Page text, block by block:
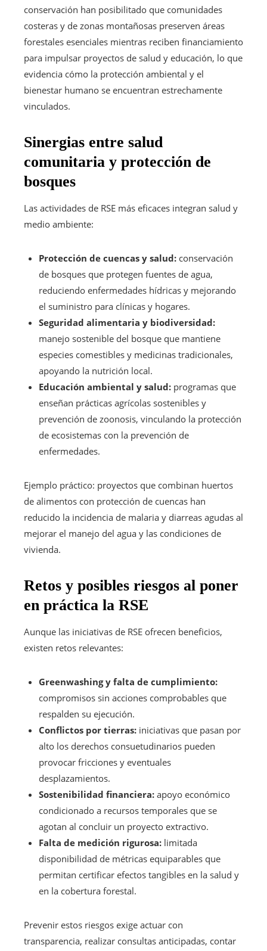
conservación han posibilitado que comunidades
costeras y de zonas montañosas preserven áreas
forestales esenciales mientras reciben financiamiento
para impulsar proyectos de salud y educación, lo que
evidencia cómo la protección ambiental y el
bienestar humano se encuentran estrechamente
vinculados.
Sinergias entre salud
comunitaria y protección de
bosques
Las actividades de RSE más eficaces integran salud y
medio ambiente:
Protección de cuencas y salud: conservación
de bosques que protegen fuentes de agua,
reduciendo enfermedades hídricas y mejorando
el suministro para clínicas y hogares.
Seguridad alimentaria y biodiversidad:
manejo sostenible del bosque que mantiene
especies comestibles y medicinas tradicionales,
apoyando la nutrición local.
Educación ambiental y salud: programas que
enseñan prácticas agrícolas sostenibles y
prevención de zoonosis, vinculando la protección
de ecosistemas con la prevención de
enfermedades.
Ejemplo práctico: proyectos que combinan huertos
de alimentos con protección de cuencas han
reducido la incidencia de malaria y diarreas agudas al
mejorar el manejo del agua y las condiciones de
vivienda.
Retos y posibles riesgos al poner
en práctica la RSE
Aunque las iniciativas de RSE ofrecen beneficios,
existen retos relevantes:
Greenwashing y falta de cumplimiento:
compromisos sin acciones comprobables que
respalden su ejecución.
Conflictos por tierras: iniciativas que pasan por
alto los derechos consuetudinarios pueden
provocar fricciones y eventuales
desplazamientos.
Sostenibilidad financiera: apoyo económico
condicionado a recursos temporales que se
agotan al concluir un proyecto extractivo.
Falta de medición rigurosa: limitada
disponibilidad de métricas equiparables que
permitan certificar efectos tangibles en la salud y
en la cobertura forestal.
Prevenir estos riesgos exige actuar con
transparencia, realizar consultas anticipadas, contar